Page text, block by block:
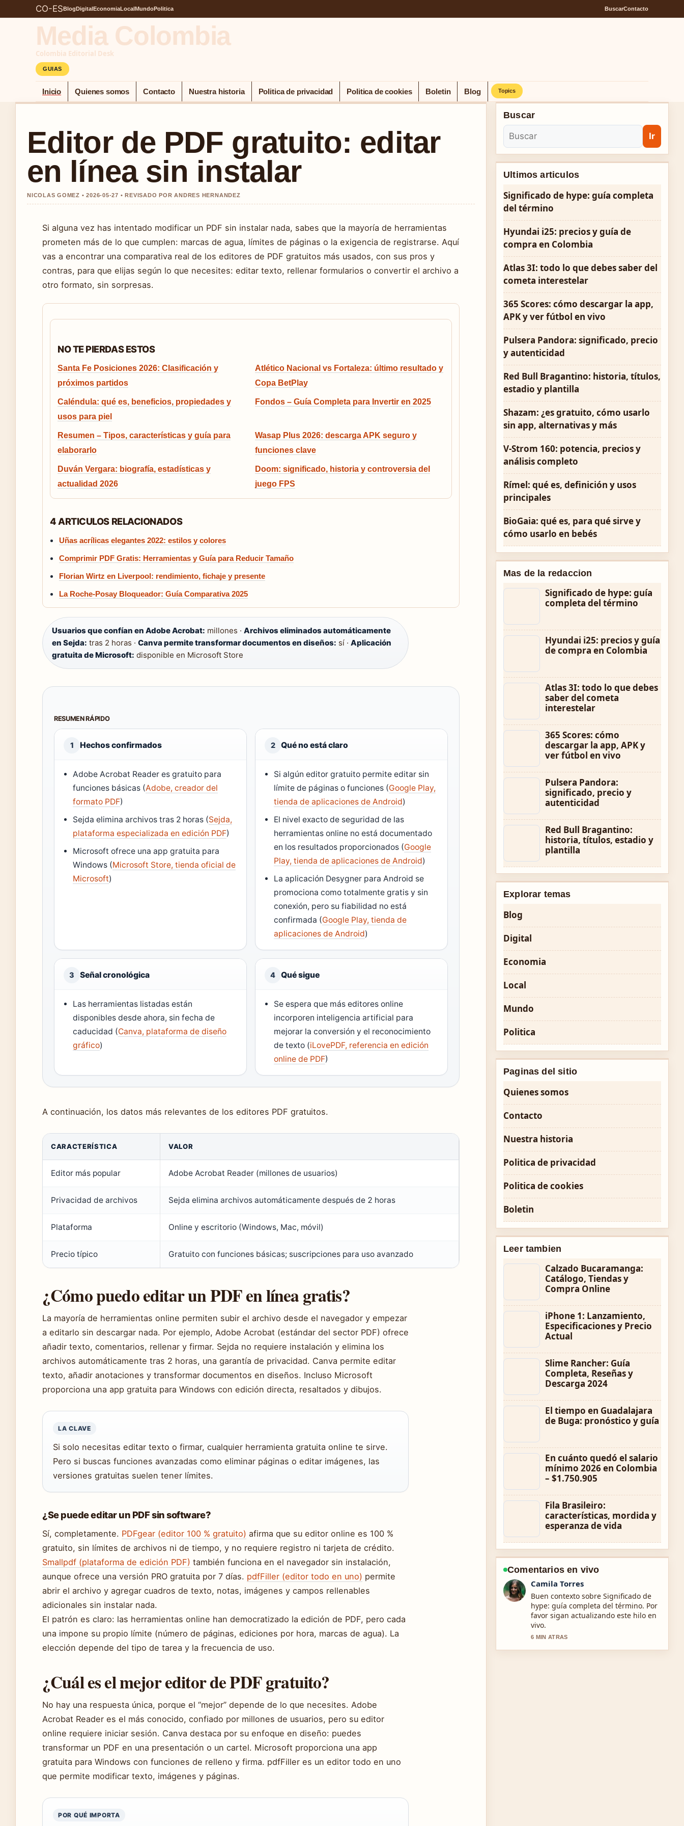
CO-ESBlogDigitalEconomiaLocalMundoPolitica BuscarContacto
Media Colombia
Colombia Editorial Desk
GUIAS
Inicio Quienes somos Contacto Nuestra historia Politica de privacidad Politica de cookies Boletin Blog Topics
Editor de PDF gratuito: editar
en línea sin instalar
NICOLAS GOMEZ • 2026-05-27 • REVISADO POR ANDRES HERNANDEZ
Si alguna vez has intentado modificar un PDF sin instalar nada, sabes que la mayoría de herramientas
prometen más de lo que cumplen: marcas de agua, límites de páginas o la exigencia de registrarse. Aquí
vas a encontrar una comparativa real de los editores de PDF gratuitos más usados, con sus pros y
contras, para que elijas según lo que necesites: editar texto, rellenar formularios o convertir el archivo a
otro formato, sin sorpresas.
NO TE PIERDAS ESTOS
Santa Fe Posiciones 2026: Clasificación y
próximos partidos
Atlético Nacional vs Fortaleza: último resultado y
Copa BetPlay
Caléndula: qué es, beneficios, propiedades y
usos para piel
Fondos – Guía Completa para Invertir en 2025
Resumen – Tipos, características y guía para
elaborarlo
Wasap Plus 2026: descarga APK seguro y
funciones clave
Duván Vergara: biografía, estadísticas y
actualidad 2026
Doom: significado, historia y controversia del
juego FPS
4 ARTICULOS RELACIONADOS
Uñas acrílicas elegantes 2022: estilos y colores
Comprimir PDF Gratis: Herramientas y Guía para Reducir Tamaño
Florian Wirtz en Liverpool: rendimiento, fichaje y presente
La Roche-Posay Bloqueador: Guía Comparativa 2025
Usuarios que confían en Adobe Acrobat: millones · Archivos eliminados automáticamente
en Sejda: tras 2 horas · Canva permite transformar documentos en diseños: sí · Aplicación
gratuita de Microsoft: disponible en Microsoft Store
RESUMEN RÁPIDO
1 Hechos confirmados
Adobe Acrobat Reader es gratuito para
funciones básicas (Adobe, creador del
formato PDF)
Sejda elimina archivos tras 2 horas (Sejda,
plataforma especializada en edición PDF)
Microsoft ofrece una app gratuita para
Windows (Microsoft Store, tienda oficial de
Microsoft)
2 Qué no está claro
Si algún editor gratuito permite editar sin
límite de páginas o funciones (Google Play,
tienda de aplicaciones de Android)
El nivel exacto de seguridad de las
herramientas online no está documentado
en los resultados proporcionados (Google
Play, tienda de aplicaciones de Android)
La aplicación Desygner para Android se
promociona como totalmente gratis y sin
conexión, pero su fiabilidad no está
confirmada (Google Play, tienda de
aplicaciones de Android)
3 Señal cronológica
Las herramientas listadas están
disponibles desde ahora, sin fecha de
caducidad (Canva, plataforma de diseño
gráfico)
4 Qué sigue
Se espera que más editores online
incorporen inteligencia artificial para
mejorar la conversión y el reconocimiento
de texto (iLovePDF, referencia en edición
online de PDF)
A continuación, los datos más relevantes de los editores PDF gratuitos.
de
PDF
CARACTERÍSTICA VALOR
Editor más popular Adobe Acrobat Reader (millones de usuarios)
Privacidad de archivos Sejda elimina archivos automáticamente después de 2 horas
Plataforma Online y escritorio (Windows, Mac, móvil)
Precio típico Gratuito con funciones básicas; suscripciones para uso avanzado
¿Cómo puedo editar un PDF en línea gratis?
La mayoría de herramientas online permiten subir el archivo desde el navegador y empezar
a editarlo sin descargar nada. Por ejemplo, Adobe Acrobat (estándar del sector PDF) ofrece
añadir texto, comentarios, rellenar y firmar. Sejda no requiere instalación y elimina los
archivos automáticamente tras 2 horas, una garantía de privacidad. Canva permite editar
texto, añadir anotaciones y transformar documentos en diseños. Incluso Microsoft
proporciona una app gratuita para Windows con edición directa, resaltados y dibujos.
LA CLAVE
Si solo necesitas editar texto o firmar, cualquier herramienta gratuita online te sirve.
Pero si buscas funciones avanzadas como eliminar páginas o editar imágenes, las
versiones gratuitas suelen tener límites.
¿Se puede editar un PDF sin software?
Sí, completamente. PDFgear (editor 100 % gratuito) afirma que su editor online es 100 %
gratuito, sin límites de archivos ni de tiempo, y no requiere registro ni tarjeta de crédito.
Smallpdf (plataforma de edición PDF) también funciona en el navegador sin instalación,
aunque ofrece una versión PRO gratuita por 7 días. pdfFiller (editor todo en uno) permite
abrir el archivo y agregar cuadros de texto, notas, imágenes y campos rellenables
adicionales sin instalar nada.
El patrón es claro: las herramientas online han democratizado la edición de PDF, pero cada
una impone su propio límite (número de páginas, ediciones por hora, marcas de agua). La
elección depende del tipo de tarea y la frecuencia de uso.
¿Cuál es el mejor editor de PDF gratuito?
No hay una respuesta única, porque el “mejor” depende de lo que necesites. Adobe
Acrobat Reader es el más conocido, confiado por millones de usuarios, pero su editor
online requiere iniciar sesión. Canva destaca por su enfoque en diseño: puedes
transformar un PDF en una presentación o un cartel. Microsoft proporciona una app
gratuita para Windows con funciones de relleno y firma. pdfFiller es un editor todo en uno
que permite modificar texto, imágenes y páginas.
POR QUÉ IMPORTA
Buscar
Ir
Ultimos articulos
Significado de hype: guía completa
del término
Hyundai i25: precios y guía de
compra en Colombia
Atlas 3I: todo lo que debes saber del
cometa interestelar
365 Scores: cómo descargar la app,
APK y ver fútbol en vivo
Pulsera Pandora: significado, precio
y autenticidad
Red Bull Bragantino: historia, títulos,
estadio y plantilla
Shazam: ¿es gratuito, cómo usarlo
sin app, alternativas y más
V-Strom 160: potencia, precios y
análisis completo
Rímel: qué es, definición y usos
principales
BioGaia: qué es, para qué sirve y
cómo usarlo en bebés
Mas de la redaccion
Significado de hype: guía
completa del término
Hyundai i25: precios y guía
de compra en Colombia
Atlas 3I: todo lo que debes
saber del cometa
interestelar
365 Scores: cómo
descargar la app, APK y
ver fútbol en vivo
Pulsera Pandora:
significado, precio y
autenticidad
Red Bull Bragantino:
historia, títulos, estadio y
plantilla
Explorar temas
Blog
Digital
Economia
Local
Mundo
Politica
Paginas del sitio
Quienes somos
Contacto
Nuestra historia
Politica de privacidad
Politica de cookies
Boletin
Leer tambien
Calzado Bucaramanga:
Catálogo, Tiendas y
Compra Online
iPhone 1: Lanzamiento,
Especificaciones y Precio
Actual
Slime Rancher: Guía
Completa, Reseñas y
Descarga 2024
El tiempo en Guadalajara
de Buga: pronóstico y guía
En cuánto quedó el salario
mínimo 2026 en Colombia
– $1.750.905
Fila Brasileiro:
características, mordida y
esperanza de vida
Comentarios en vivo
Diego Herrera
La cobertura de Hyundai i25: precios
y guía de compra... se siente solida y
muy facil de seguir.
8 MIN ATRAS